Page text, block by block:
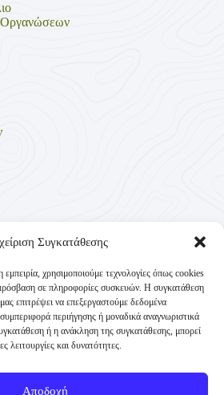
Συγκατάθεσης
χρησιμοποιούμε τεχνολογίες όπως cookies
σε πληροφορίες συσκευών. Η συγκατάθεση
επιτρέψει να επεξεργαστούμε δεδομένα
περιήγησης ή μοναδικά αναγνωριστικά
ή η ανάκληση της συγκατάθεσης, μπορεί
λειτουργίες και δυνατότητες.
Αποδοχή
Οργανώσεων
Επικοινωνία
Ελλάδος